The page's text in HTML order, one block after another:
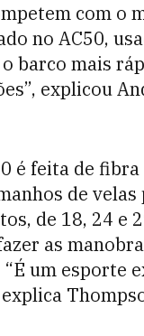
com o
no AC50,
barco mais
explicou
é feita de
de
de 18, 24 e
as
um esporte